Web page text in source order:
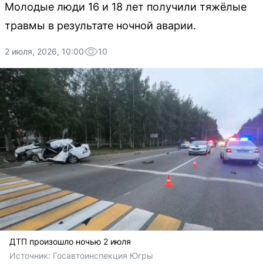
Молодые люди 16 и 18 лет получили тяжёлые
травмы в результате ночной аварии.
2 июля, 2026, 10:00 10
ДТП произошло ночью 2 июля
Источник: Госавтоинспекция Югры